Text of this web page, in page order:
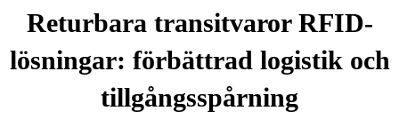
Returbara transitvaror RFID-
lösningar: förbättrad logistik och
tillgångsspårning